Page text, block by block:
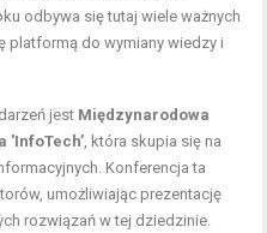
odbywa się tutaj wiele ważnych
platformą do wymiany wiedzy i
jest Międzynarodowa
'InfoTech’ , która skupia się na
Konferencja ta
umożliwiając prezentację
rozwiązań w tej dziedzinie.